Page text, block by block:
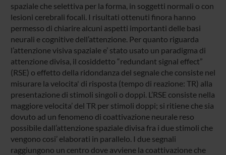
spaziale che selettiva per la forma, in soggetti normali o con
lesioni cerebrali focali. I risultati ottenuti finora hanno
permesso di chiarire alcuni aspetti importanti delle basi
neurali e cognitive dell’attenzione. Per quanto riguarda
l’attenzione visiva spaziale e’ stato usato un paradigma di
attenzione divisa, il cosiddetto “redundant signal effect”
(RSE) o effetto della ridondanza del segnale che consiste nel
misurare la velocita' di risposta (tempo di reazione: TR) alla
presentazione di stimoli singoli o doppi. L’RSE consiste nella
maggiore velocita’ del TR per stimoli doppi; si ritiene che sia
dovuto ad un fenomeno di coattivazione neurale reso
possibile dall’attenzione spaziale divisa fra i due stimoli che
vengono cosi’ elaborati in parallelo. I due segnali
raggiungono un centro dove avviene la coattivazione che